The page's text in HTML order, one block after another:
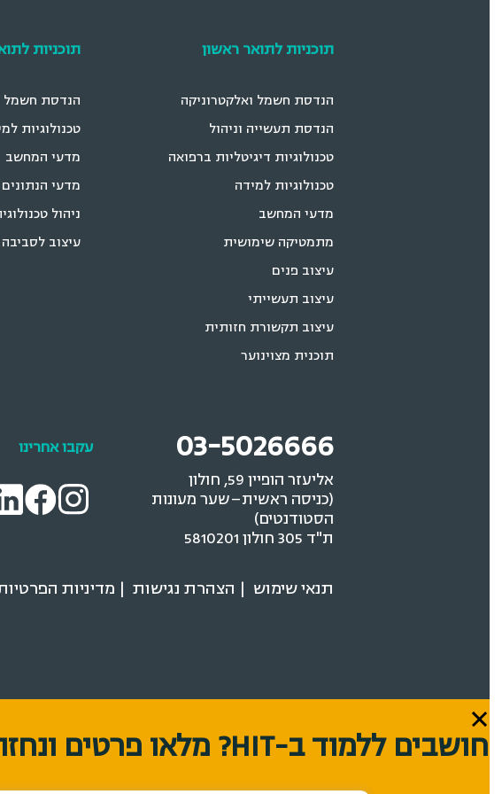
תוכניות לתואר ראשון
הנדסת חשמל ואלקטרוניקה
הנדסת תעשייה וניהול
טכנולוגיות דיגיטליות ברפואה
טכנולוגיות למידה
מדעי המחשב
מתמטיקה שימושית
עיצוב פנים
עיצוב תעשייתי
עיצוב תקשורת חזותית
תוכנית מצוינוער
תוכניות
הנדסת חשמל
טכנולוגיות
מדעי המחשב
מדעי הנתונים
ניהול טכנולוגיה
עיצוב לסביבה
03-5026666
אליעזר הופיין 59, חולון
(כניסה ראשית–שער מעונות
הסטודנטים)
ת"ד 305 חולון 5810201
עקבו אחרינו
תנאי שימוש הצהרת נגישות מדיניות הפרטיות
חושבים ללמוד ב-HIT? מלאו פרטים ונחזור אליכם